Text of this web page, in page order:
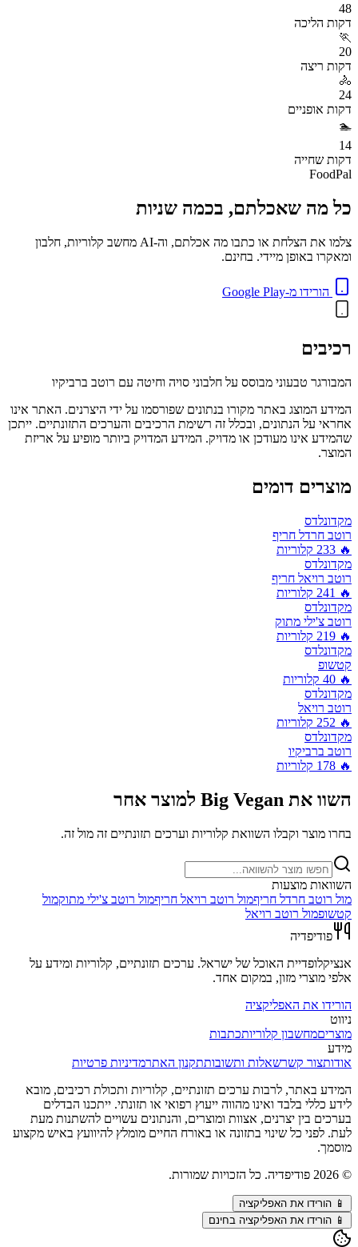
48
דקות הליכה
🏃
20
דקות ריצה
🚴
24
דקות אופניים
🏊
14
דקות שחייה
FoodPal
כל מה שאכלתם, בכמה שניות
צלמו את הצלחת או כתבו מה אכלתם, וה-AI מחשב קלוריות, חלבון
ומאקרו באופן מיידי. בחינם.
הורידו מ-Google Play
רכיבים
המבורגר טבעוני מבוסס על חלבוני סויה וחיטה עם רוטב ברביקיו
המידע המוצג באתר מקורו בנתונים שפורסמו על ידי היצרנים. האתר אינו
אחראי על הנתונים, ובכלל זה רשימת הרכיבים והערכים התזונתיים. ייתכן
שהמידע אינו מעודכן או מדויק. המידע המדויק ביותר מופיע על אריזת
המוצר.
מוצרים דומים
מקדונלדס
רוטב חרדל חריף
🔥
233 קלוריות
מקדונלדס
רוטב רויאל חריף
🔥
241 קלוריות
מקדונלדס
רוטב צ'ילי מתוק
🔥
219 קלוריות
מקדונלדס
קטשופ
🔥
40 קלוריות
מקדונלדס
רוטב רויאל
🔥
252 קלוריות
מקדונלדס
רוטב ברביקיו
🔥
178 קלוריות
השוו את Big Vegan למוצר אחר
בחרו מוצר וקבלו השוואת קלוריות וערכים תזונתיים זה מול זה.
השוואות מוצעות
מול רוטב חרדל חריףמול רוטב רויאל חריףמול רוטב צ'ילי מתוקמול
קטשופמול רוטב רויאל
פודיפדיה
אנציקלופדיית האוכל של ישראל. ערכים תזונתיים, קלוריות ומידע על
אלפי מוצרי מזון, במקום אחד.
הורידו את האפליקציה
ניווט
מוצריםמחשבון קלוריותכתבות
מידע
אודותצור קשרשאלות ותשובותתקנון האתרמדיניות פרטיות
המידע באתר, לרבות ערכים תזונתיים, קלוריות ותכולת רכיבים, מובא
לידע כללי בלבד ואינו מהווה ייעוץ רפואי או תזונתי. ייתכנו הבדלים
בערכים בין יצרנים, אצוות ומוצרים, והנתונים עשויים להשתנות מעת
לעת. לפני כל שינוי בתזונה או באורח החיים מומלץ להיוועץ באיש מקצוע
מוסמך.
©
2026 פודיפדיה. כל הזכויות שמורות.
📱 הורידו את האפליקציה
📱 הורידו את האפליקציה בחינם